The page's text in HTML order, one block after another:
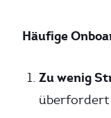
Häufige
Zu wenig
überfordert